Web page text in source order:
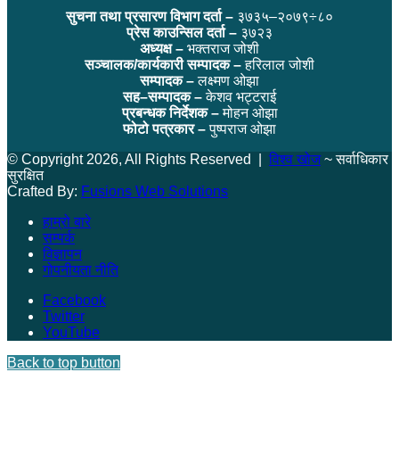
सुचना तथा प्रसारण विभाग दर्ता – ३७३५–२०७९÷८०
प्रेस काउन्सिल दर्ता – ३७२३
अध्यक्ष – भक्तराज जोशी
सञ्चालक/कार्यकारी सम्पादक –हरिलाल जोशी
सम्पादक –लक्ष्मण ओझा
सह–सम्पादक –केशव भट्टराई
प्रबन्धक निर्देशक –मोहन ओझा
फोटो पत्रकार –पुष्पराज ओझा
© Copyright 2026, All Rights Reserved | विश्व खोज~ सर्वाधिकार
सुरक्षित
Crafted By: Fusions Web Solutions
हाम्रो बारे
सम्पर्क
विज्ञापन
गोपनीयता नीति
Facebook
Twitter
YouTube
Back to top button